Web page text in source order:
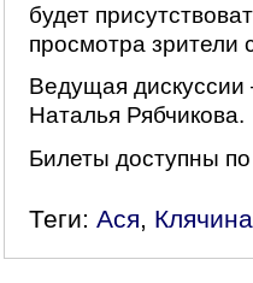
будет
просмотра зрители
Ведущая дискуссии
Наталья Рябчикова.
Билеты доступны
Теги: Ася, Клячина